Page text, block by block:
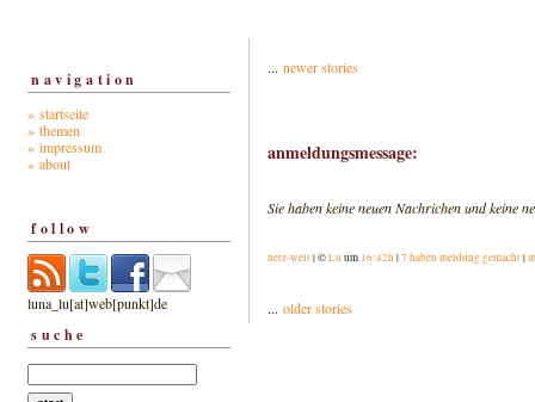
navigation
» startseite
» themen
» impressum
» about
follow
luna_lu[at]web[punkt]de
suche
... newer stories
anmeldungsmessage:
Sie haben keine neuen Nachrichen und keine
netz-welt| ©Lu um 16:42h |7 haben meldung gemacht|
... older stories